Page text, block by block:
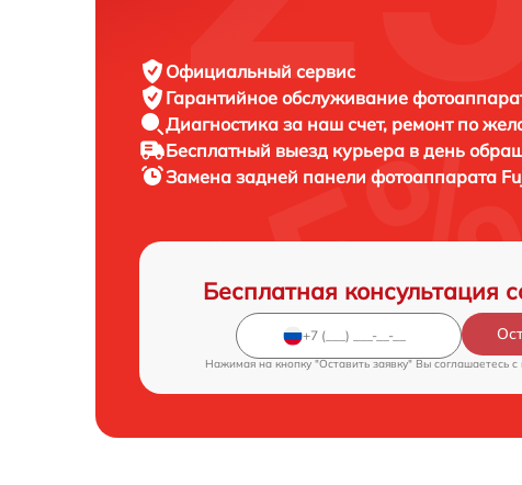
Официальный сервис
Гарантийное обслуживание
Диагностика за наш счет, ремонт по
Бесплатный выезд курьера в день
Замена задней панели фотоаппарата
Бесплатная консультация
Нажимая на кнопку "Оставить заявку" Вы соглашаетесь c